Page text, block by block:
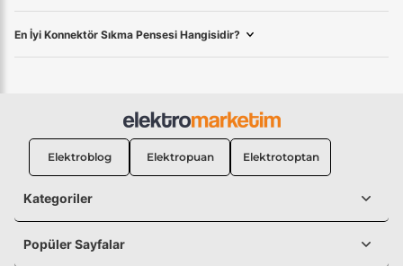
En İyi Konnektör Sıkma Pensesi Hangisidir?
Elektroblog Elektropuan Elektrotoptan
Kategoriler
Popüler Sayfalar